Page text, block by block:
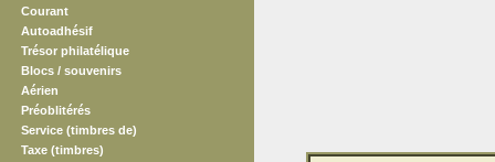
Courant
Autoadhésif
Trésor philatélique
Blocs / souvenirs
Aérien
Préoblitérés
Service (timbres de)
Taxe (timbres)